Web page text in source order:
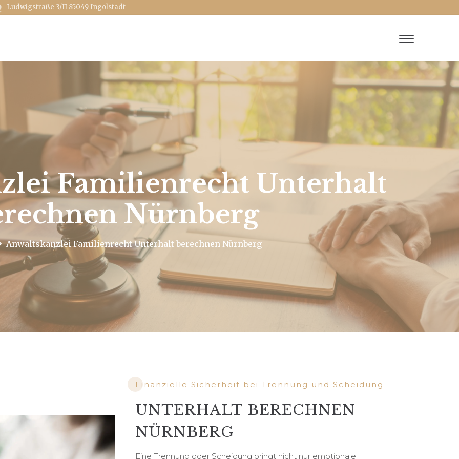
Ludwigstraße 3/II 85049 Ingolstadt
Familienrecht Unterhalt
Nürnberg
Anwaltskanzlei Familienrecht Unterhalt berechnen Nürnberg
Finanzielle Sicherheit bei Trennung und Scheidung
UNTERHALT BERECHNEN
NÜRNBERG
Eine Trennung oder Scheidung bringt nicht nur emotionale